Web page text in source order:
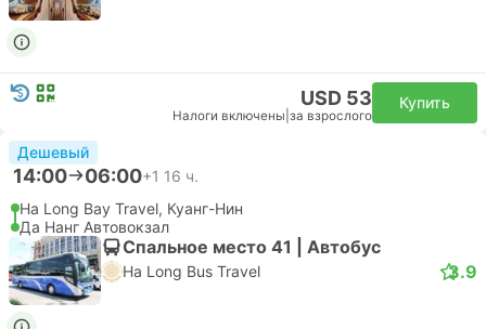
USD 53
Налоги включены за взрослого
Купить
Дешевый
14:00 06:00+1 16 ч.
Ha Long Bay Travel, Куанг-Нин
Да Нанг Автовокзал
Спальное место 41 | Автобус
Ha Long Bus Travel 3.9